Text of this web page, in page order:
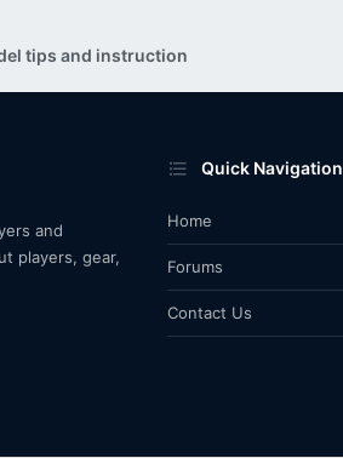
tips and instruction
and
players, gear,
Quick Navigation
Home
Forums
Contact Us